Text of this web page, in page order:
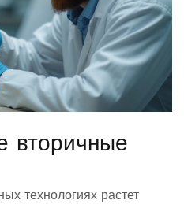
вторичные
технологиях растет